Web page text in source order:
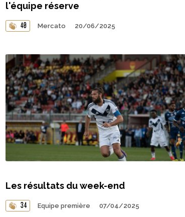
l'équipe réserve
40 Mercato 20/06/2025
Les résultats du week-end
34 Equipe première 07/04/2025